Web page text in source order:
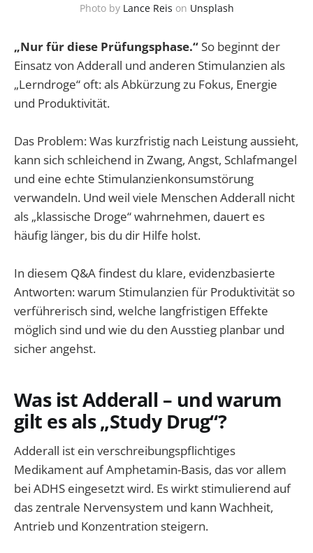
Photo by Lance Reis on Unsplash
„Nur für diese Prüfungsphase.“ So beginnt der
Einsatz von Adderall und anderen Stimulanzien als
„Lerndroge“ oft: als Abkürzung zu Fokus, Energie
und Produktivität.
Das Problem: Was kurzfristig nach Leistung aussieht,
kann sich schleichend in Zwang, Angst, Schlafmangel
und eine echte Stimulanzienkonsumstörung
verwandeln. Und weil viele Menschen Adderall nicht
als „klassische Droge“ wahrnehmen, dauert es
häufig länger, bis du dir Hilfe holst.
In diesem Q&A findest du klare, evidenzbasierte
Antworten: warum Stimulanzien für Produktivität so
verführerisch sind, welche langfristigen Effekte
möglich sind und wie du den Ausstieg planbar und
sicher angehst.
Was ist Adderall – und warum
gilt es als „Study Drug“?
Adderall ist ein verschreibungspflichtiges
Medikament auf Amphetamin-Basis, das vor allem
bei ADHS eingesetzt wird. Es wirkt stimulierend auf
das zentrale Nervensystem und kann Wachheit,
Antrieb und Konzentration steigern.